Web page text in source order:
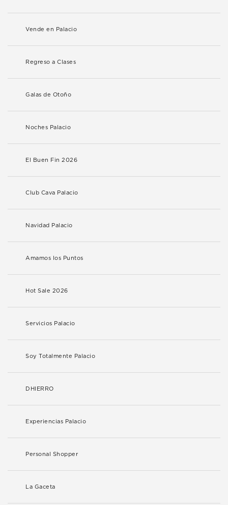
Vende en Palacio
Regreso a Clases
Galas de Otoño
Noches Palacio
El Buen Fin 2026
Club Cava Palacio
Navidad Palacio
Amamos los Puntos
Hot Sale 2026
Servicios Palacio
Soy Totalmente Palacio
DHIERRO
Experiencias Palacio
Personal Shopper
La Gaceta